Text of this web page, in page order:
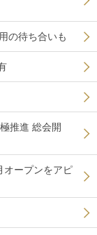
の待ち合いも
推進 総会開
オープンをアピ